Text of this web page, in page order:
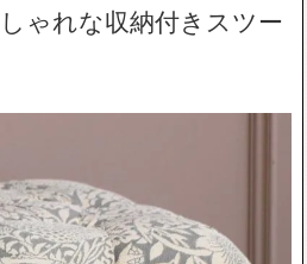
ゃれな収納付きスツー